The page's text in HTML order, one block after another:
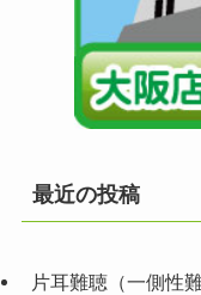
最近の投稿
片耳難聴（一側性